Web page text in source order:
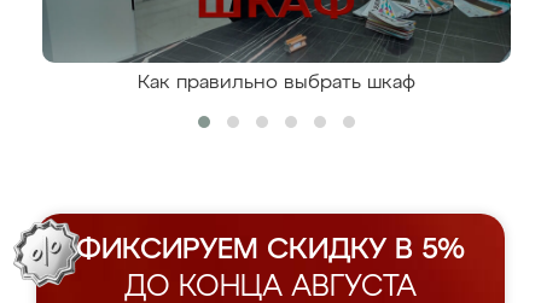
Как правильно выбрать шкаф
ФИКСИРУЕМ СКИДКУ В 5%
ДО КОНЦА АВГУСТА